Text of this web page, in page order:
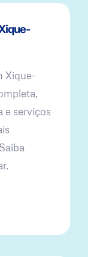
Xique-
e serviços